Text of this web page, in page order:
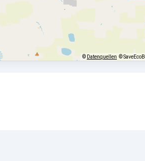
© Datenquellen ©